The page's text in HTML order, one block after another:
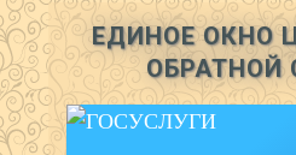
ЕДИНОЕ ОКНО
ОБРАТНОЙ